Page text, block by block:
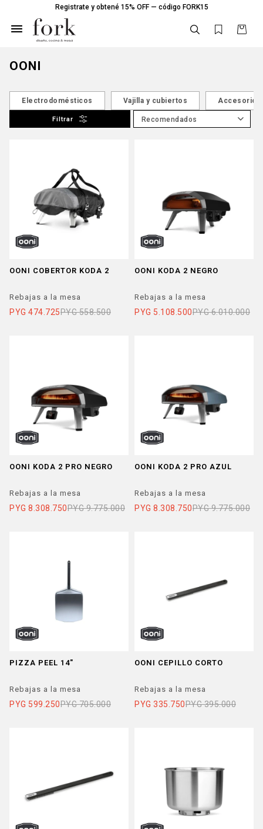
Registrate y obtené 15% OFF — código FORK15

OONI
Electrodomésticos Vajilla y cubiertos Accesorios
Recomendados
OONI COBERTOR KODA 2
Rebajas a la mesa
PYG 474.725PYG 558.500
OONI KODA 2 NEGRO
Rebajas a la mesa
PYG 5.108.500PYG 6.010.000
OONI KODA 2 PRO NEGRO
Rebajas a la mesa
PYG 8.308.750PYG 9.775.000
OONI KODA 2 PRO AZUL
Rebajas a la mesa
PYG 8.308.750PYG 9.775.000
PIZZA PEEL 14"
Rebajas a la mesa
PYG 599.250PYG 705.000
OONI CEPILLO CORTO
Rebajas a la mesa
PYG 335.750PYG 395.000